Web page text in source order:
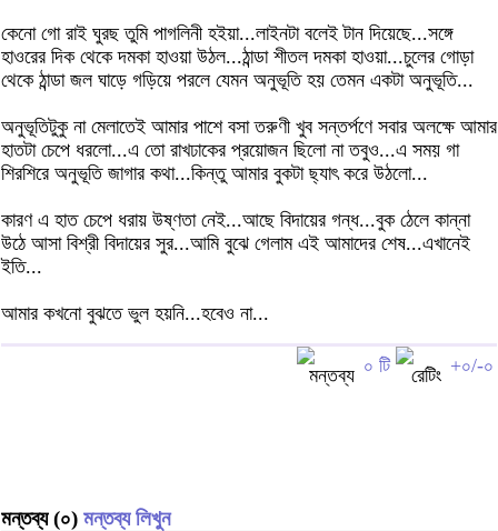
কেনো গো রাই ঘুরছ তুমি পাগলিনী হইয়া...লাইনটা বলেই টান দিয়েছে...সঙ্গে
হাওরের দিক থেকে দমকা হাওয়া উঠল...ঠান্ডা শীতল দমকা হাওয়া...চুলের গোড়া
থেকে ঠান্ডা জল ঘাড়ে গড়িয়ে পরলে যেমন অনুভূতি হয় তেমন একটা অনুভূতি...
অনুভূতিটুকু না মেলাতেই অ‍ামার পাশে বসা তরুণী খুব সন্তর্পণে সবার অলক্ষে আমার
হাতটা চেপে ধরলো...এ তো রাখঢাকের প্রয়োজন ছিলো না তবুও...এ সময় গা
শিরশিরে অনুভূতি জাগার কথা...কিন্তু আমার বুকটা ছ্যাৎ করে উঠলো...
কারণ এ হাত চেপে ধরায় উষ্ণতা নেই...আছে বিদায়ের গন্ধ...বুক ঠেলে কান্না
উঠে আসা বিশ্রী বিদায়ের সুর...আমি বুঝে গেলাম এই আমাদের শেষ...এখানেই
ইতি...
আমার কখনো বুঝতে ভুল হয়নি...হবেও না...
০ টি +০/-০
মন্তব্য (০) মন্তব্য লিখুন